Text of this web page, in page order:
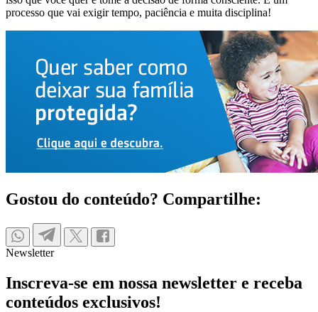
processo que vai exigir tempo, paciência e muita disciplina!
Gostou do conteúdo? Compartilhe:
Newsletter
Inscreva-se em nossa newsletter e receba
conteúdos exclusivos!